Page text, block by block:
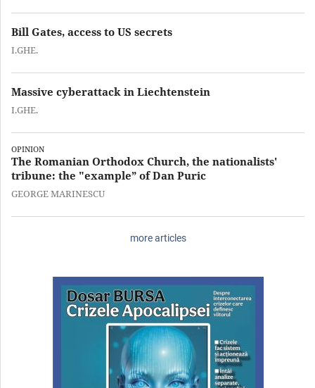
Bill Gates, access to US secrets
I.GHE.
Massive cyberattack in Liechtenstein
I.GHE.
OPINION
The Romanian Orthodox Church, the nationalists'
tribune: the "example” of Dan Puric
GEORGE MARINESCU
more articles